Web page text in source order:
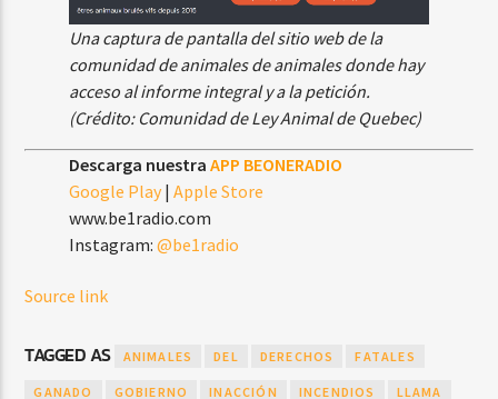
Una captura de pantalla del sitio web de la
comunidad de animales de animales donde hay
acceso al informe integral y a la petición.
(Crédito: Comunidad de Ley Animal de Quebec)
Descarga nuestraAPP BEONERADIO
Google Play |Apple Store
www.be1radio.com
Instagram:@be1radio
Source link
TAGGED AS ANIMALES DEL DERECHOS FATALES
GANADO GOBIERNO INACCIÓN INCENDIOS LLAMA